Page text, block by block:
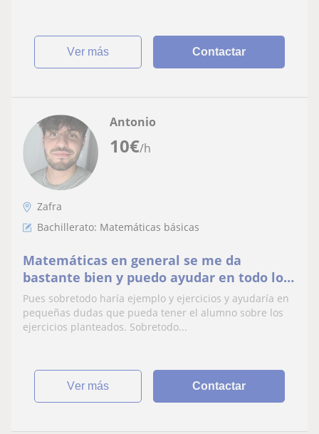
ver más Contactar
10€/h
Antonio
Zafra
Bachillerato: Matemáticas básicas
Matemáticas en general se me da
bastante bien y puedo ayudar en todo lo
relacionado con la eso y bachillerato
Pues sobretodo haría ejemplo y ejercicios y ayudaría en
pequeñas dudas que pueda tener el alumno sobre los
ejercicios planteados. Sobretodo...
ver más Contactar